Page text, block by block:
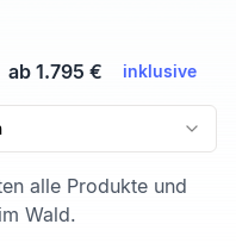
ab 1.795 € inklusive
alle Produkte und
Wald.